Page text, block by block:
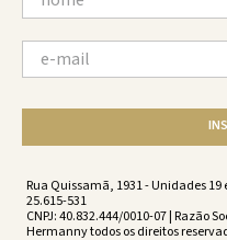
Rua Quissamã, 1931 - Unidades 19
25.615-531
CNPJ: 40.832.444/0010-07 | Razão
Hermanny todos os direitos